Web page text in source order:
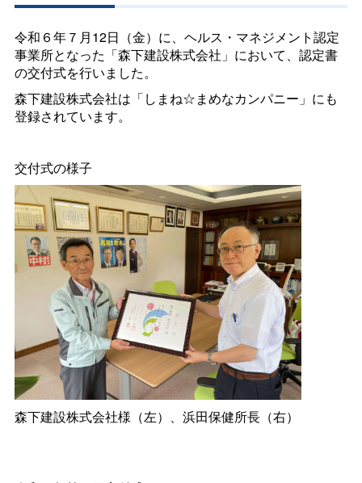
令和６年７月12日（金）に、ヘルス・マネジメント認定
事業所となった「森下建設株式会社」において、認定書
の交付式を行いました。
森下建設株式会社は「しまね☆まめなカンパニー」にも
登録されています。
交付式の様子
森下建設株式会社様（左）、浜田保健所長（右）